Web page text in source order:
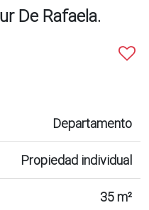
De Rafaela.
Departamento
Propiedad individual
35 m²